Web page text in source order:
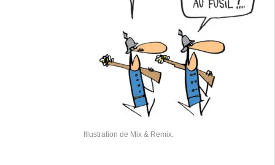
Illustration de Mix & Remix.